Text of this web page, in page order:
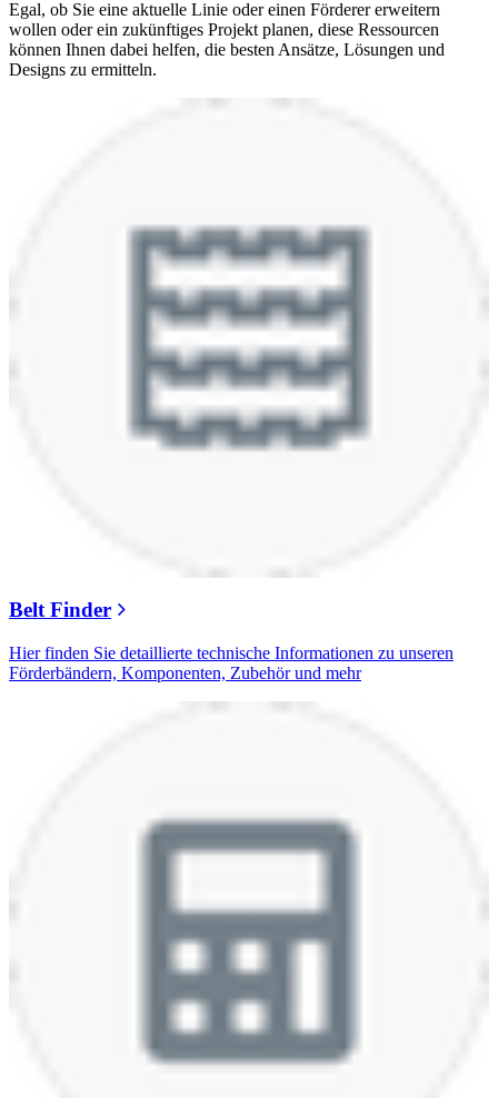
Egal, ob Sie eine aktuelle Linie oder einen Förderer erweitern
wollen oder ein zukünftiges Projekt planen, diese Ressourcen
können Ihnen dabei helfen, die besten Ansätze, Lösungen und
Designs zu ermitteln.
Belt Finder
Hier finden Sie detaillierte technische Informationen zu unseren
Förderbändern, Komponenten, Zubehör und mehr